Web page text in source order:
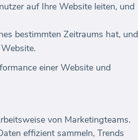
auf Ihre Website leiten, und
bestimmten Zeitraums hat, und
einer Website und
von Marketingteams.
effizient sammeln, Trends